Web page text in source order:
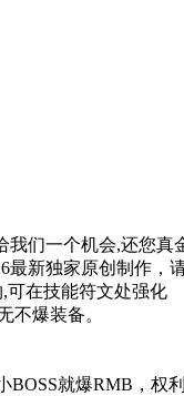
我们一个机会,还您真
新独家原创制作，
可在技能符文处强化
不爆装备。
就爆RMB，权